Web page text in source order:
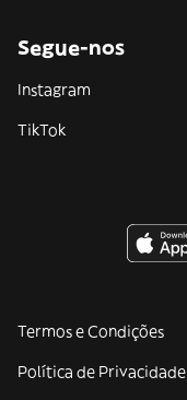
Segue-nos
Instagram
TikTok
Termos e Condições
Política de Privacidade